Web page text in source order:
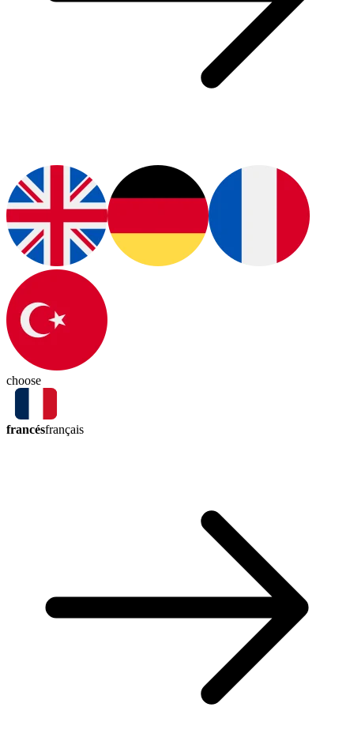
choose
francésfrançais